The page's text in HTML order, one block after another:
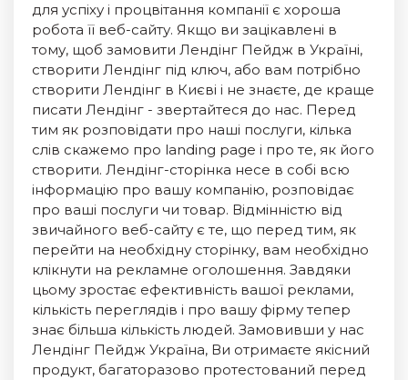
для успіху і процвітання компанії є хороша
робота її веб-сайту. Якщо ви зацікавлені в
тому, щоб замовити Лендінг Пейдж в Україні,
створити Лендінг під ключ, або вам потрібно
створити Лендінг в Києві і не знаєте, де краще
писати Лендінг - звертайтеся до нас. Перед
тим як розповідати про наші послуги, кілька
слів скажемо про landing page і про те, як його
створити. Лендінг-сторінка несе в собі всю
інформацію про вашу компанію, розповідає
про ваші послуги чи товар. Відмінністю від
звичайного веб-сайту є те, що перед тим, як
перейти на необхідну сторінку, вам необхідно
клікнути на рекламне оголошення. Завдяки
цьому зростає ефективність вашої реклами,
кількість переглядів і про вашу фірму тепер
знає більша кількість людей. Замовивши у нас
Лендінг Пейдж Україна, Ви отримаєте якісний
продукт, багаторазово протестований перед